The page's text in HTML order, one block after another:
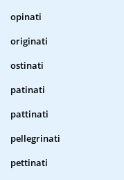
opinati
originati
ostinati
patinati
pattinati
pellegrinati
pettinati